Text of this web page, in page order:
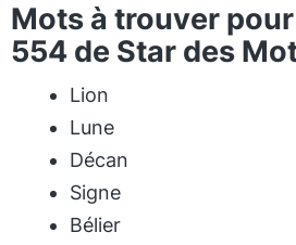
Mots à trouver
554 de Star des
Lion
Lune
Décan
Signe
Bélier